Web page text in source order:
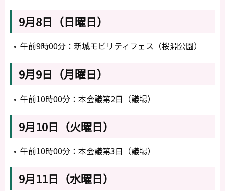
9月8日（日曜日）
午前9時00分：新城モビリティフェス（桜淵公園）
9月9日（月曜日）
午前10時00分：本会議第2日（議場）
9月10日（火曜日）
午前10時00分：本会議第3日（議場）
9月11日（水曜日）